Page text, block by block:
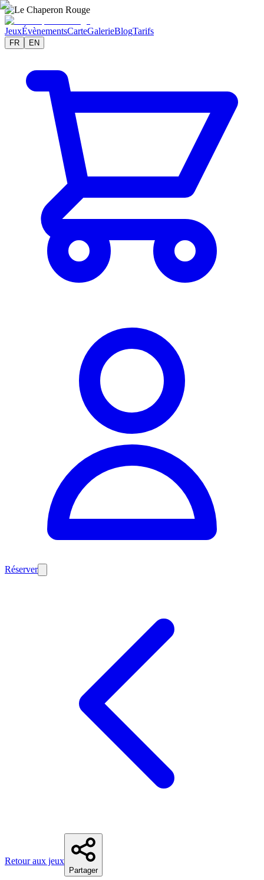
JeuxÉvènementsCarteGalerieBlogTarifs
FR EN
Réserver
Retour aux jeux
Partager